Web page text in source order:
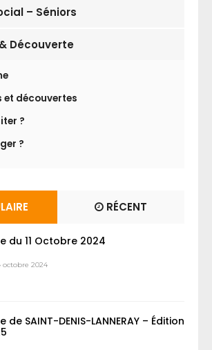
– Séniors
Découverte
et découvertes
?
?
RÉCENT
du 11 Octobre 2024
octobre 2024
de SAINT-DENIS-LANNERAY – Édition